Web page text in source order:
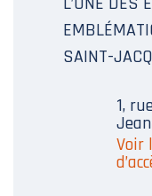
SAINT-
1,
Voir